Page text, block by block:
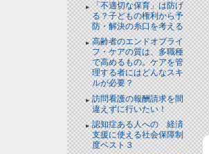
「不適切な保育」は防げ
る？子どもの権利から予
防・解決の糸口を考える
高齢者のエンドオブライ
フ・ケアの質は、多職種
で高めるもの。ケアを管
理する者にはどんなスキ
ルが必要？
訪問看護の報酬請求を間
違えずに行いたい！
認知症ある人への 経済
支援に使える社会保障制
度ベスト３